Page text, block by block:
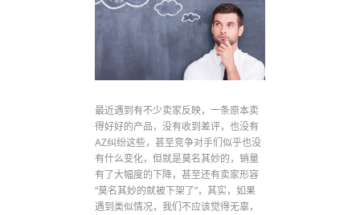
最近遇到有不少卖家反映，一条原本卖
得好好的产品，没有收到差评，也没有
AZ纠纷这些，甚至竞争对手们似乎也没
有什么变化，但就是莫名其妙的，销量
有了大幅度的下降，甚至还有卖家形容
“莫名其妙的就被下架了”，其实，如果
遇到类似情况，我们不应该觉得无辜，